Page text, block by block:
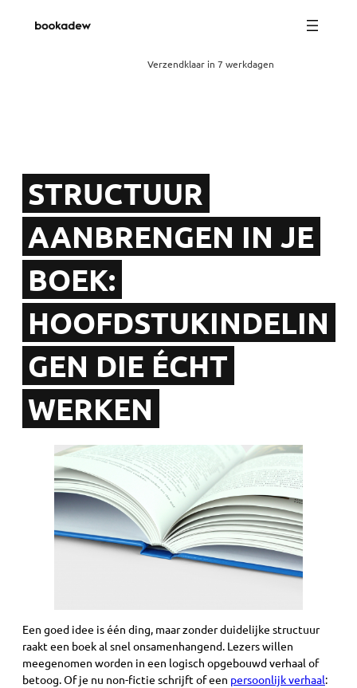
Verzendklaar in 7 werkdagen
STRUCTUUR
AANBRENGEN IN JE
BOEK:
HOOFDSTUKINDELIN
GEN DIE ÉCHT
WERKEN
Een goed idee is één ding, maar zonder duidelijke structuur
raakt een boek al snel onsamenhangend. Lezers willen
meegenomen worden in een logisch opgebouwd verhaal of
betoog. Of je nu non-fictie schrijft of een persoonlijk verhaal: